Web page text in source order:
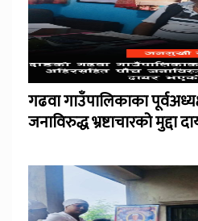
गढवा गाउँपालिकाका
जनाविरुद्ध भ्रष्टाचारको मुद्दा